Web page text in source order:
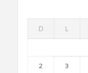
D L
2 3